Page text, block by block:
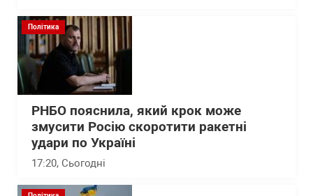
Політика
РНБО пояснила, який крок може
змусити Росію скоротити ракетні
удари по Україні
17:20, Сьогодні